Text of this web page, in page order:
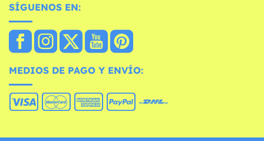
SÍGUENOS EN:
MEDIOS DE PAGO Y ENVÍO: